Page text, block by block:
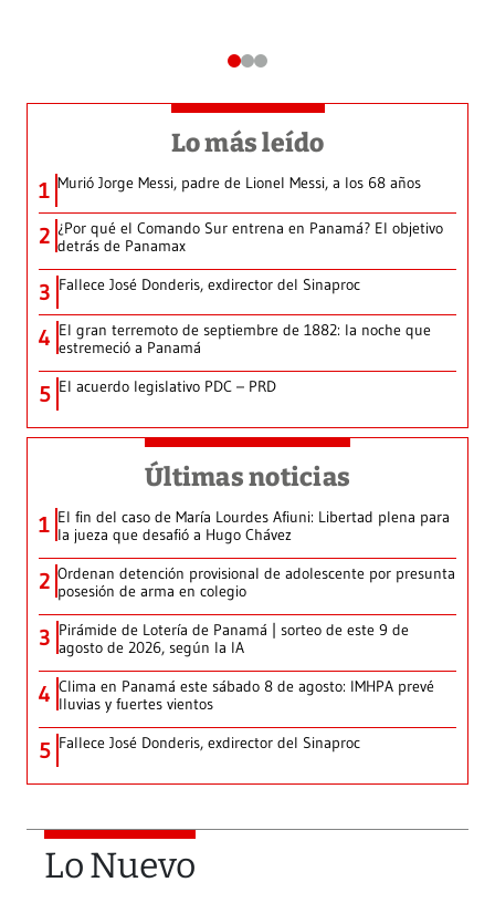
Lo más leído
1 Murió Jorge Messi, padre de Lionel Messi, a los 68 años
2 ¿Por qué el Comando Sur entrena en Panamá? El objetivo
detrás de Panamax
3 Fallece José Donderis, exdirector del Sinaproc
4 El gran terremoto de septiembre de 1882: la noche que
estremeció a Panamá
5 El acuerdo legislativo PDC – PRD
Últimas noticias
1 El fin del caso de María Lourdes Afiuni: Libertad plena para
la jueza que desafió a Hugo Chávez
2 Ordenan detención provisional de adolescente por presunta
posesión de arma en colegio
3 Pirámide de Lotería de Panamá | sorteo de este 9 de
agosto de 2026, según la IA
4 Clima en Panamá este sábado 8 de agosto: IMHPA prevé
lluvias y fuertes vientos
5 Fallece José Donderis, exdirector del Sinaproc
Lo Nuevo